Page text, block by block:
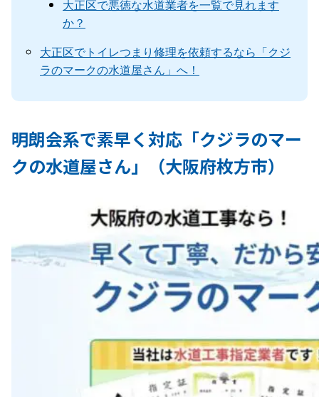
大正区で悪徳な水道業者を一覧で見れます
か？
大正区でトイレつまり修理を依頼するなら「クジ
ラのマークの水道屋さん」へ！
明朗会系で素早く対応「クジラのマー
クの水道屋さん」（大阪府枚方市）